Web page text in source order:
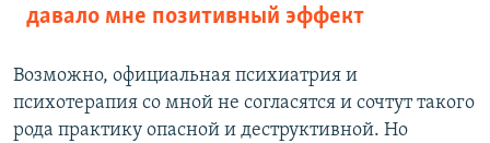
давало мне позитивный эффект
Возможно, официальная психиатрия и
психотерапия со мной не согласятся и сочтут такого
рода практику опасной и деструктивной. Но